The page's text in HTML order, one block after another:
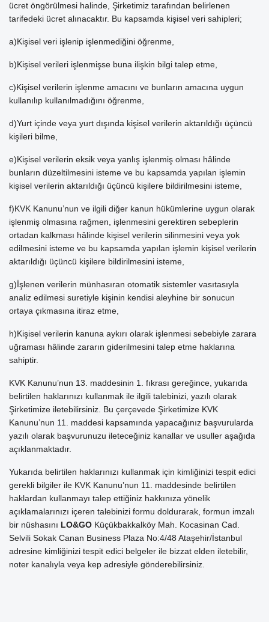
ücret öngörülmesi halinde, Şirketimiz tarafından belirlenen
tarifedeki ücret alınacaktır. Bu kapsamda kişisel veri sahipleri;
a)Kişisel veri işlenip işlenmediğini öğrenme,
b)Kişisel verileri işlenmişse buna ilişkin bilgi talep etme,
c)Kişisel verilerin işlenme amacını ve bunların amacına uygun
kullanılıp kullanılmadığını öğrenme,
d)Yurt içinde veya yurt dışında kişisel verilerin aktarıldığı üçüncü
kişileri bilme,
e)Kişisel verilerin eksik veya yanlış işlenmiş olması hâlinde
bunların düzeltilmesini isteme ve bu kapsamda yapılan işlemin
kişisel verilerin aktarıldığı üçüncü kişilere bildirilmesini isteme,
f)KVK Kanunu’nun ve ilgili diğer kanun hükümlerine uygun olarak
işlenmiş olmasına rağmen, işlenmesini gerektiren sebeplerin
ortadan kalkması hâlinde kişisel verilerin silinmesini veya yok
edilmesini isteme ve bu kapsamda yapılan işlemin kişisel verilerin
aktarıldığı üçüncü kişilere bildirilmesini isteme,
g)İşlenen verilerin münhasıran otomatik sistemler vasıtasıyla
analiz edilmesi suretiyle kişinin kendisi aleyhine bir sonucun
ortaya çıkmasına itiraz etme,
h)Kişisel verilerin kanuna aykırı olarak işlenmesi sebebiyle zarara
uğraması hâlinde zararın giderilmesini talep etme haklarına
sahiptir.
KVK Kanunu’nun 13. maddesinin 1. fıkrası gereğince, yukarıda
belirtilen haklarınızı kullanmak ile ilgili talebinizi, yazılı olarak
Şirketimize iletebilirsiniz. Bu çerçevede Şirketimize KVK
Kanunu’nun 11. maddesi kapsamında yapacağınız başvurularda
yazılı olarak başvurunuzu ileteceğiniz kanallar ve usuller aşağıda
açıklanmaktadır.
Yukarıda belirtilen haklarınızı kullanmak için kimliğinizi tespit edici
gerekli bilgiler ile KVK Kanunu’nun 11. maddesinde belirtilen
haklardan kullanmayı talep ettiğiniz hakkınıza yönelik
açıklamalarınızı içeren talebinizi formu doldurarak, formun imzalı
bir nüshasını LO&GO Küçükbakkalköy Mah. Kocasinan Cad.
Selvili Sokak Canan Business Plaza No:4/48 Ataşehir/İstanbul
adresine kimliğinizi tespit edici belgeler ile bizzat elden iletebilir,
noter kanalıyla veya kep adresiyle gönderebilirsiniz.